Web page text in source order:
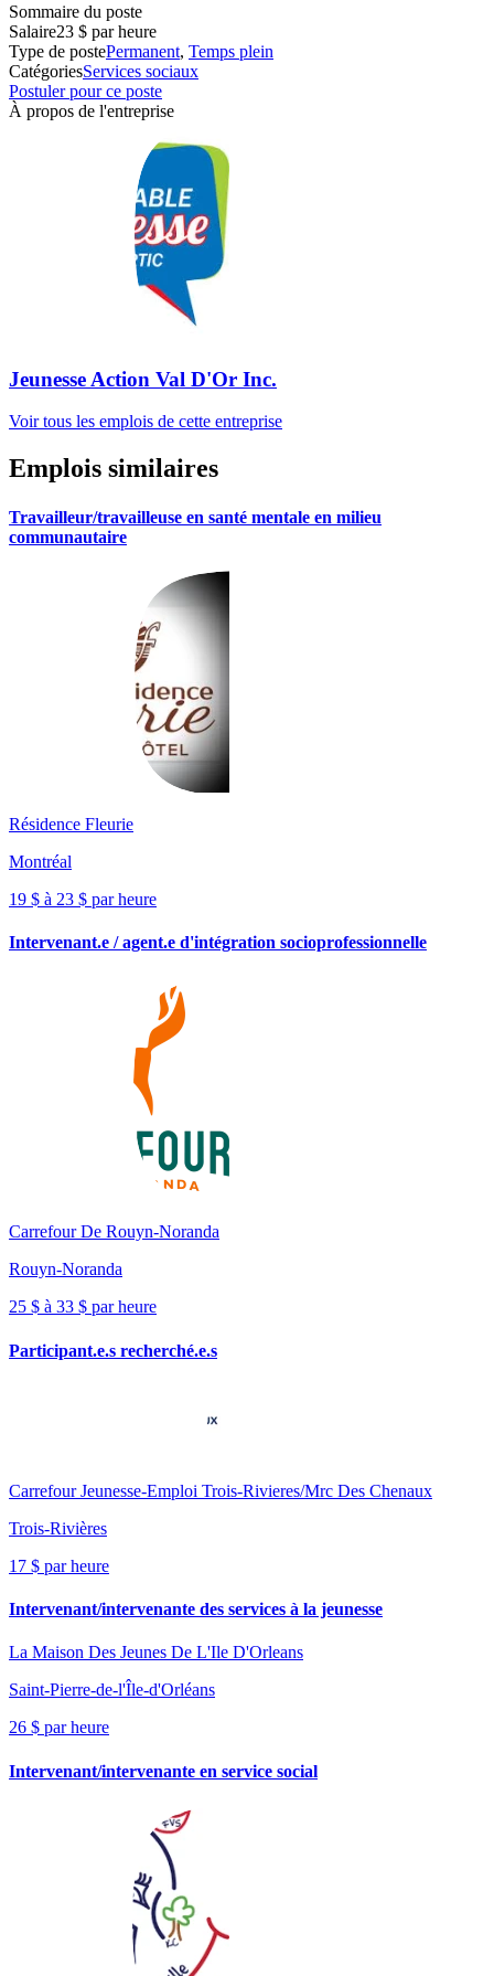
Sommaire du poste
Salaire23 $ par heure
Type de postePermanent, Temps plein
CatégoriesServices sociaux
Postuler pour ce poste
À propos de l'entreprise
Jeunesse Action Val D'Or Inc.
Voir tous les emplois de cette entreprise
Emplois similaires
Travailleur/travailleuse en santé mentale en milieu
communautaire
Résidence Fleurie
Montréal
19 $ à 23 $ par heure
Intervenant.e / agent.e d'intégration socioprofessionnelle
Carrefour De Rouyn-Noranda
Rouyn-Noranda
25 $ à 33 $ par heure
Participant.e.s recherché.e.s
Carrefour Jeunesse-Emploi Trois-Rivieres/Mrc Des Chenaux
Trois-Rivières
17 $ par heure
Intervenant/intervenante des services à la jeunesse
La Maison Des Jeunes De L'Ile D'Orleans
Saint-Pierre-de-l'Île-d'Orléans
26 $ par heure
Intervenant/intervenante en service social